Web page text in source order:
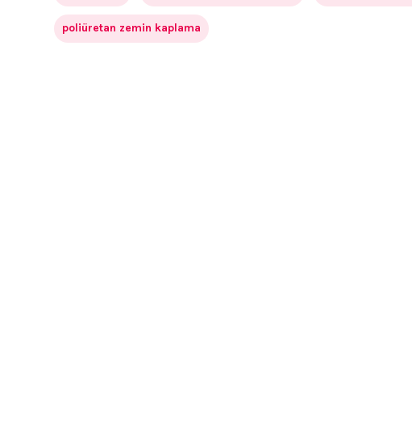
poliüretan zemin kaplama